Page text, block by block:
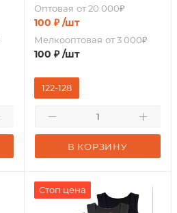
Оптовая от 20 000₽
100 ₽ /шт
Мелкооптовая от 3 000₽
100 ₽ /шт
В КОРЗИНУ
122-128
Стоп цена